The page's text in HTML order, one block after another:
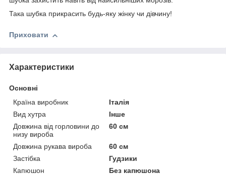
Така шубка прикрасить будь-яку жінку чи дівчину!
Приховати
Характеристики
Основні
Країна виробник
Італія
Вид хутра
Інше
Довжина від горловини до
низу вироба
60 см
Довжина рукава вироба
60 см
Застібка
Гудзики
Капюшон
Без капюшона